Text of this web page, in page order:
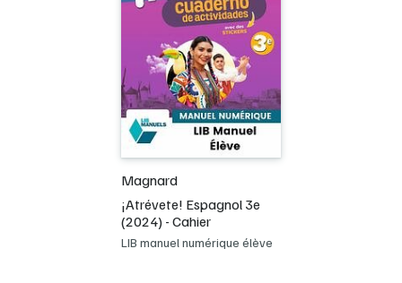
Magnard
¡Atrévete! Espagnol 3e
(2024) - Cahier
LIB manuel numérique élève